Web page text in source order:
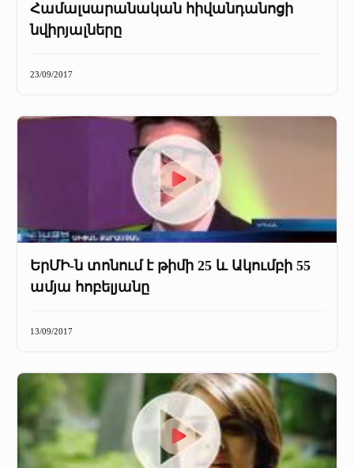
Համալսարանական հիվանդանոցի
նվիրյալները
23/09/2017
ԵրՄԻ-ն տոնում է թիմի 25 և Ակումբի 55
ամյա հոբելյանը
13/09/2017